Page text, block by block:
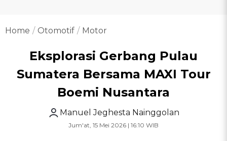
Home Otomotif Motor
Eksplorasi Gerbang Pulau
Sumatera Bersama MAXI Tour
Boemi Nusantara
Manuel Jeghesta Nainggolan
Jum'at, 15 Mei 2026 | 16:10 WIB